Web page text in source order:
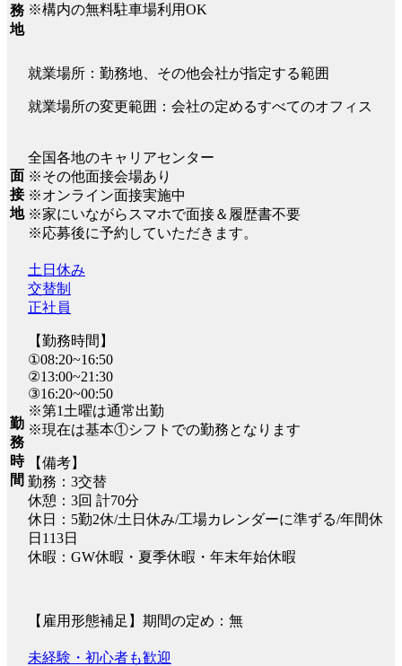
務
地
※構内の無料駐車場利用OK
就業場所：勤務地、その他会社が指定する範囲
就業場所の変更範囲：会社の定めるすべてのオフィス
面
接
地
全国各地のキャリアセンター
※その他面接会場あり
※オンライン面接実施中
※家にいながらスマホで面接＆履歴書不要
※応募後に予約していただきます。
勤
務
時
間
土日休み
交替制
正社員
【勤務時間】
①08:20~16:50
②13:00~21:30
③16:20~00:50
※第1土曜は通常出勤
※現在は基本①シフトでの勤務となります
【備考】
勤務：3交替
休憩：3回 計70分
休日：5勤2休/土日休み/工場カレンダーに準ずる/年間休
日113日
休暇：GW休暇・夏季休暇・年末年始休暇
【雇用形態補足】期間の定め：無
未経験・初心者も歓迎